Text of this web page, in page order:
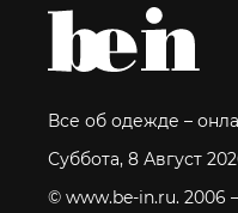
Все об одежде –
Суббота, 8 Август
© www.be-in.ru. 2006